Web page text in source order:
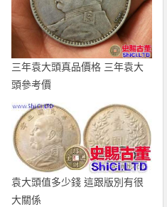
三年袁大頭真品價格 三年袁大
頭參考價
袁大頭值多少錢 這跟版別有很
大關係